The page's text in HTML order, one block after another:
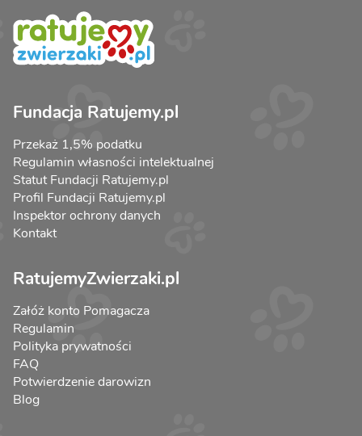
Fundacja Ratujemy.pl
Przekaż 1,5% podatku
Regulamin własności intelektualnej
Statut Fundacji Ratujemy.pl
Profil Fundacji Ratujemy.pl
Inspektor ochrony danych
Kontakt
RatujemyZwierzaki.pl
Załóż konto Pomagacza
Regulamin
Polityka prywatności
FAQ
Potwierdzenie darowizn
Blog